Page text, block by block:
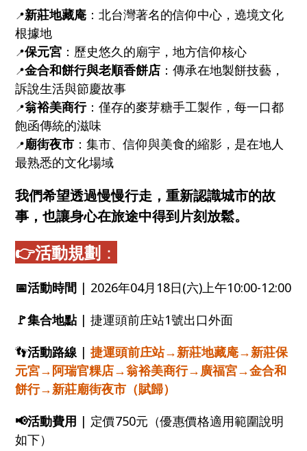
📍新莊地藏庵 ：北台灣著名的信仰中心，遶境文化
根據地
📍保元宮 ：歷史悠久的廟宇，地方信仰核心
📍金合和餅行與老順香餅店 ：傳承在地製餅技藝，
訴說生活與節慶故事
📍翁裕美商行：僅存的麥芽糖手工製作，每一口都
飽函傳統的滋味
📍廟街夜市 ：集市、信仰與美食的縮影，是在地人
最熟悉的文化場域
我們希望透過慢慢行走，重新認識城市的故
事，也讓身心在旅途中得到片刻放鬆。
👉活動規劃 ：
📅活動時間 | 2026年04月18日(六)上午10:00-12:00
🚩集合地點 | 捷運頭前庄站1號出口外面
👣活動路線 |捷運頭前庄站→新莊地藏庵→新莊保
元宮→阿瑞官粿店→翁裕美商行→廣福宮→金合和
餅行→新莊廟街夜市（賦歸）
📢活動費用 | 定價750元（優惠價格適用範圍說明
如下）